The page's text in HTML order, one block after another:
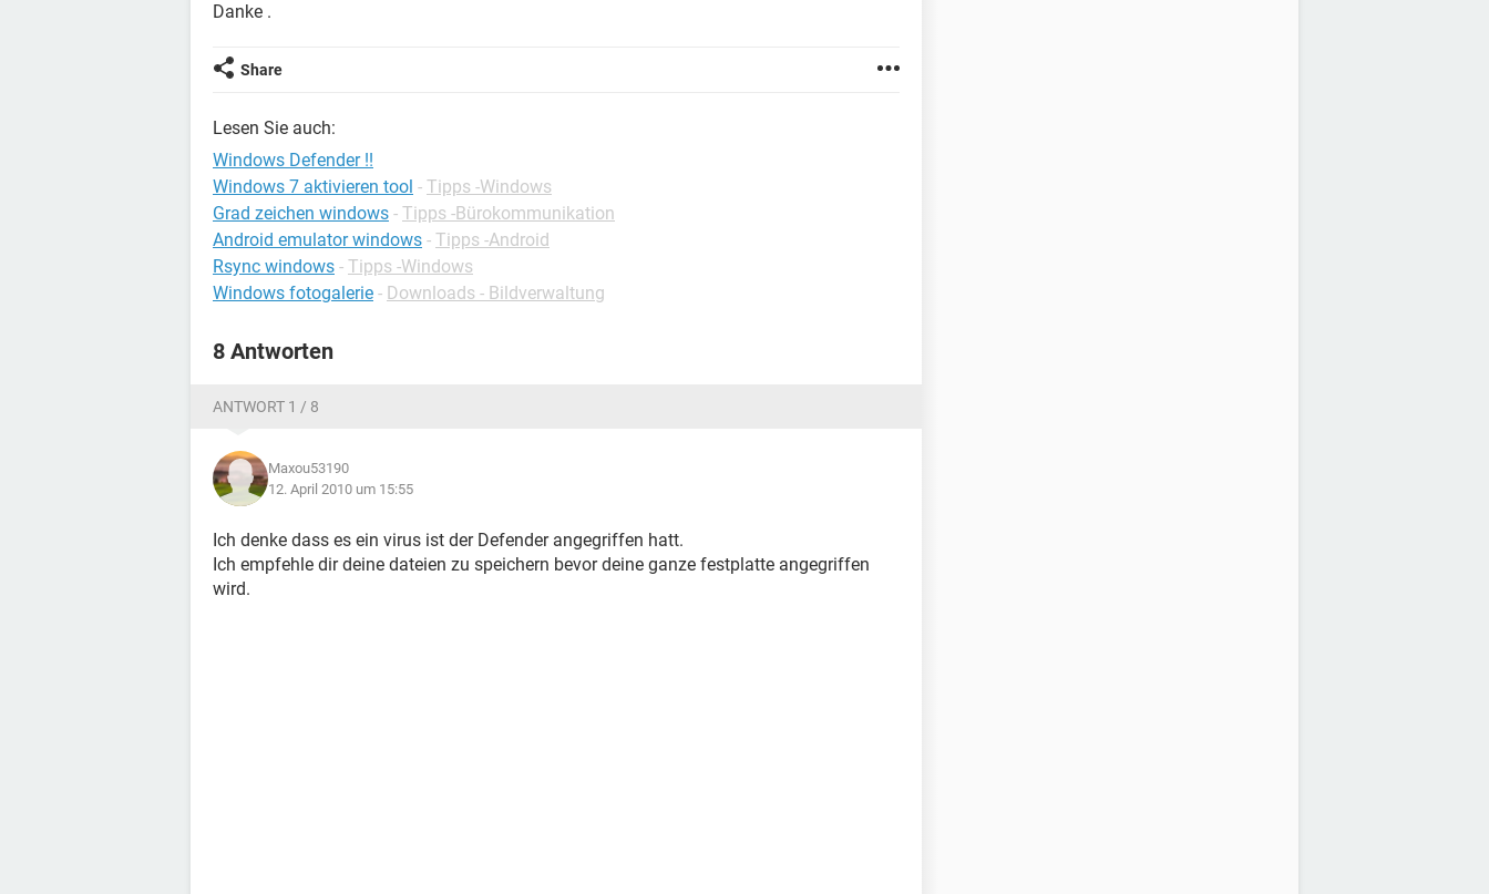
Danke .
Share
Lesen Sie auch:
Windows Defender !!
Windows 7 aktivieren tool - Tipps -Windows
Grad zeichen windows - Tipps -Bürokommunikation
Android emulator windows - Tipps -Android
Rsync windows - Tipps -Windows
Windows fotogalerie - Downloads - Bildverwaltung
8 Antworten
ANTWORT 1 / 8
Maxou53190
12. April 2010 um 15:55
Ich denke dass es ein virus ist der Defender angegriffen hatt.
Ich empfehle dir deine dateien zu speichern bevor deine ganze festplatte angegriffen
wird.